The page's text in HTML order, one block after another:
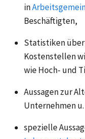
in
Beschäftigten,
Statistiken
Kostenstellen
wie Hoch- und
Aussagen zur
Unternehmen
spezielle